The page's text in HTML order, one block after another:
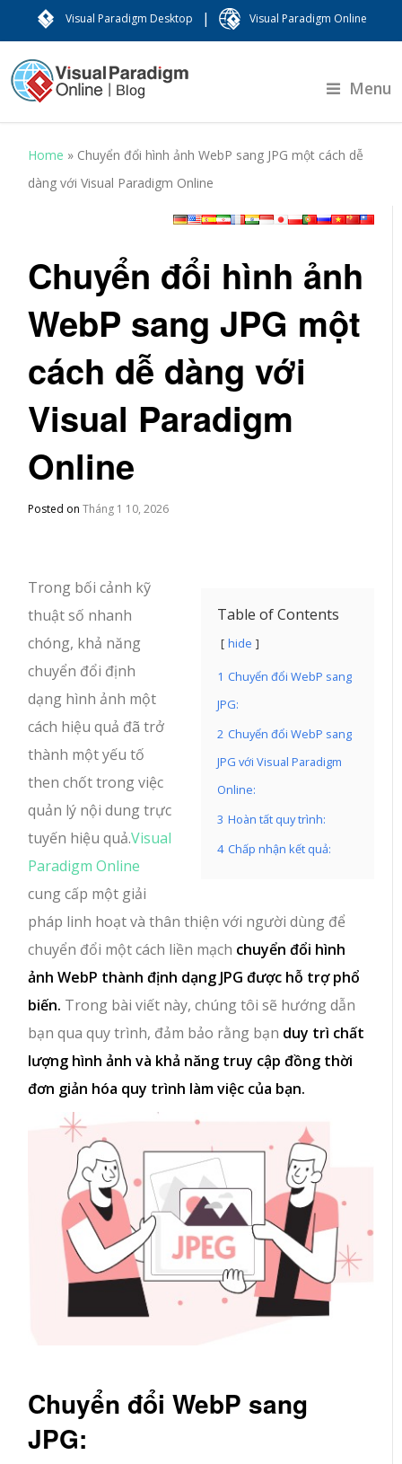
Visual Paradigm Desktop | Visual Paradigm Online
Menu
Home » Chuyển đổi hình ảnh WebP sang JPG một cách dễ
dàng với Visual Paradigm Online
Chuyển đổi hình ảnh
WebP sang JPG một
cách dễ dàng với
Visual Paradigm
Online
Posted onTháng 1 10, 2026
Table of Contents
hide
1 Chuyển đổi WebP sang
JPG:
2 Chuyển đổi WebP sang
JPG với Visual Paradigm
Online:
3 Hoàn tất quy trình:
4 Chấp nhận kết quả:
Trong bối cảnh kỹ
thuật số nhanh
chóng, khả năng
chuyển đổi định
dạng hình ảnh một
cách hiệu quả đã trở
thành một yếu tố
then chốt trong việc
quản lý nội dung trực
tuyến hiệu quả.Visual
Paradigm Online
cung cấp một giải
pháp linh hoạt và thân thiện với người dùng để
chuyển đổi một cách liền mạch chuyển đổi hình
ảnh WebP thành định dạng JPG được hỗ trợ phổ
biến. Trong bài viết này, chúng tôi sẽ hướng dẫn
bạn qua quy trình, đảm bảo rằng bạn duy trì chất
lượng hình ảnh và khả năng truy cập đồng thời
đơn giản hóa quy trình làm việc của bạn.
Chuyển đổi WebP sang
JPG: